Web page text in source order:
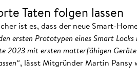
Taten folgen lassen
ist es, dass der neue Smart-
ersten Prototypen eines Smart
2023 mit ersten matterfähigen
, lässt Mitgründer Martin Pansy